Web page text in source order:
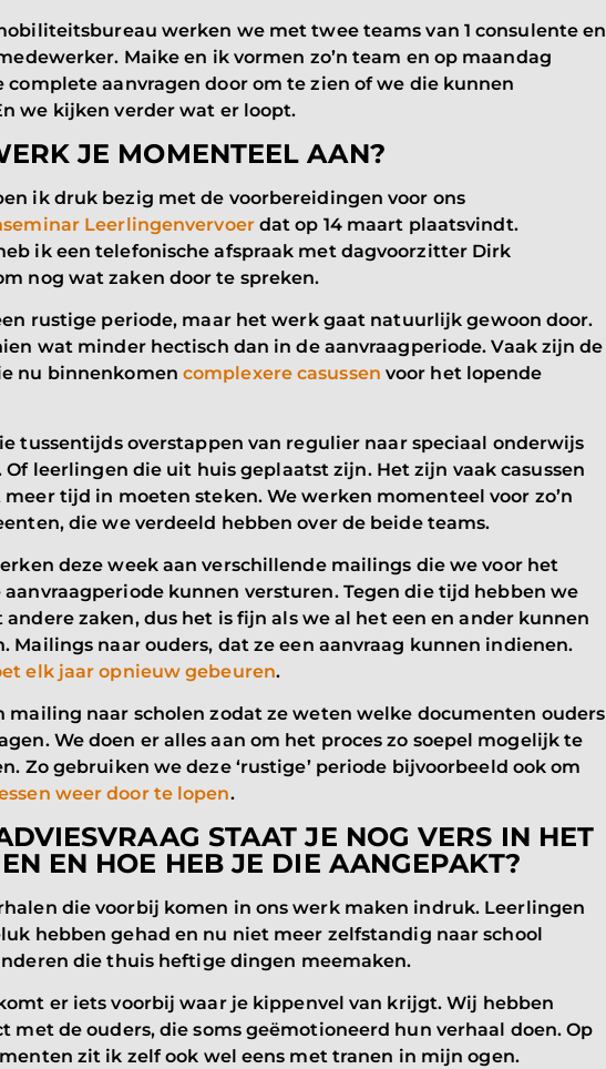
werken we met twee teams van 1 consulente en
Maike en ik vormen zo’n team en op maandag
complete aanvragen door om te zien of we die kunnen
we kijken verder wat er loopt.
JE MOMENTEEL AAN?
ik druk bezig met de voorbereidingen voor ons
Leerlingenvervoerdat op 14 maart plaatsvindt.
ik een telefonische afspraak met dagvoorzitter Dirk
nog wat zaken door te spreken.
rustige periode, maar het werk gaat natuurlijk gewoon door.
wat minder hectisch dan in de aanvraagperiode. Vaak zijn de
nu binnenkomen complexere casussen voor het lopende
tussentijds overstappen van regulier naar speciaal onderwijs
Of leerlingen die uit huis geplaatst zijn. Het zijn vaak casussen
tijd in moeten steken. We werken momenteel voor zo’n
die we verdeeld hebben over de beide teams.
deze week aan verschillende mailings die we voor het
aanvraagperiode kunnen versturen. Tegen die tijd hebben we
zaken, dus het is fijn als we al het een en ander kunnen
Mailings naar ouders, dat ze een aanvraag kunnen indienen.
elk jaar opnieuw gebeuren.
mailing naar scholen zodat ze weten welke documenten ouders
We doen er alles aan om het proces zo soepel mogelijk te
Zo gebruiken we deze ‘rustige’ periode bijvoorbeeld ook om
weer door te lopen.
STAAT JE NOG VERS IN HET
EN HOE HEB JE DIE AANGEPAKT?
die voorbij komen in ons werk maken indruk. Leerlingen
hebben gehad en nu niet meer zelfstandig naar school
die thuis heftige dingen meemaken.
er iets voorbij waar je kippenvel van krijgt. Wij hebben
met de ouders, die soms geëmotioneerd hun verhaal doen. Op
zit ik zelf ook wel eens met tranen in mijn ogen.